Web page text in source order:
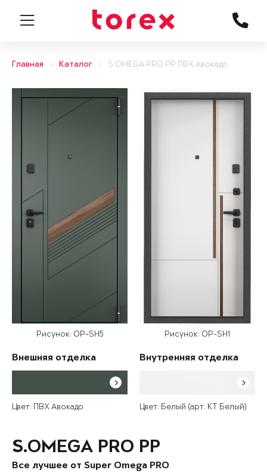
Главная Каталог S.OMEGA PRO PP ПВХ Авокадо
Рисунок: OP-SH5
Внешняя отделка
Цвет: ПВХ Авокадо
Рисунок: OP-SH1
Внутренняя отделка
Цвет: Белый (арт. КТ Белый)
S.OMEGA PRO PP
Все лучшее от Super Omega PRO